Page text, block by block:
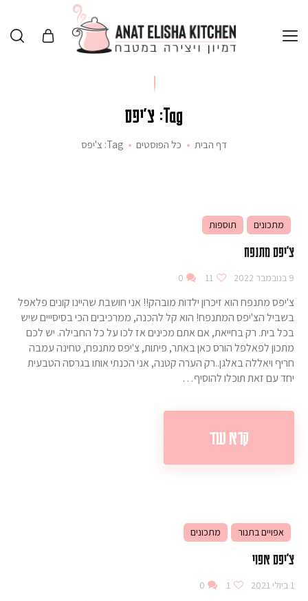
Tag: צ'יפס
דף הבית כל הפוסטים Tag: צ'יפס
מתכונים תוספות
צ'יפס מתנפח
9 בנובמבר 2022 11
0
צ'יפס מתנפח הוא זיכרון ילדות מובהק!! אני חושבת שהיינו קונים פלאפל
בשביל הצ'יפס המתנפח! הוא קל להכנה, ממרכיבים הכי בסיסייים שיש
בכל בית. רק בחייאת, אם אתם מכינים אז לכו על כל החבילה. יש לכם
מתכון לפאלפל הורס כאן באתר, פיתות, צ'יפס מתנפח, טחינה עמבה
חריף ויאללה באלגן..רק הערה קטנה, אני הכנתי אותו בגרסה הטבעית
יחד עם זאת תוכלו להוסיף…
קרא עוד
אפויים בתנור מתכונים
צ'יפס אפוי
1 ביולי 2021 1
0